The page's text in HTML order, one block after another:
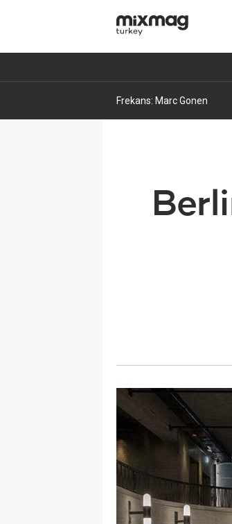
Frekans: Marc Gonen